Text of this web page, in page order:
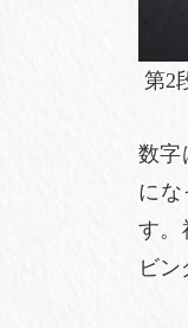
第2
数字
に
す。
ビ